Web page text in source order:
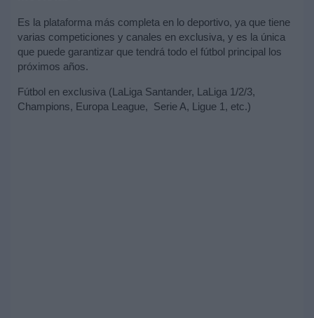
Es la plataforma más completa en lo deportivo, ya que tiene
varias competiciones y canales en exclusiva, y es la única
que puede garantizar que tendrá todo el fútbol principal los
próximos años.
Fútbol en exclusiva (LaLiga Santander, LaLiga 1/2/3,
Champions, Europa League, Serie A, Ligue 1, etc.)